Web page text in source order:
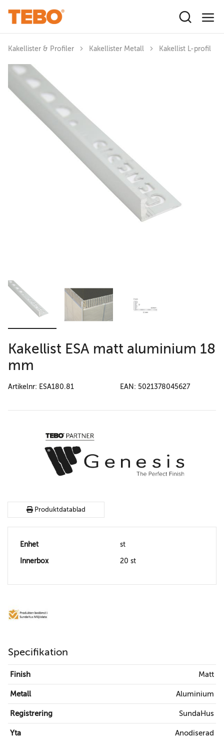
Kakellister & Profiler Kakellister Metall Kakellist L-profil
Kakellist ESA matt aluminium 18
mm
Artikelnr: ESA180.81 EAN: 5021378045627
Produktdatablad
Enhet st
Innerbox 20 st
Specifikation
Finish Matt
Metall Aluminium
Registrering SundaHus
Yta Anodiserad